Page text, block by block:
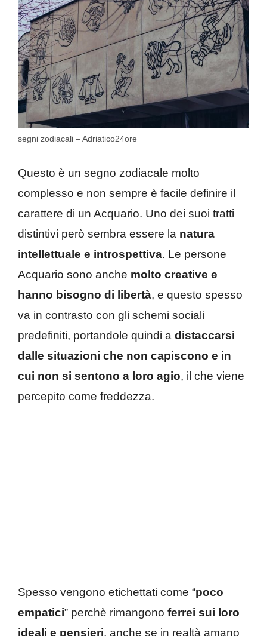
segni zodiacali – Adriatico24ore
Questo è un segno zodiacale molto
complesso e non sempre è facile definire il
carattere di un Acquario. Uno dei suoi tratti
distintivi però sembra essere la natura
intellettuale e introspettiva. Le persone
Acquario sono anche molto creative e
hanno bisogno di libertà, e questo spesso
va in contrasto con gli schemi sociali
predefiniti, portandole quindi a distaccarsi
dalle situazioni che non capiscono e in
cui non si sentono a loro agio, il che viene
percepito come freddezza.
Spesso vengono etichettati come “poco
empatici” perchè rimangono ferrei sui loro
ideali e pensieri, anche se in realtà amano